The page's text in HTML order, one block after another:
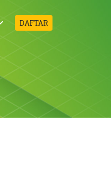
DAFTAR